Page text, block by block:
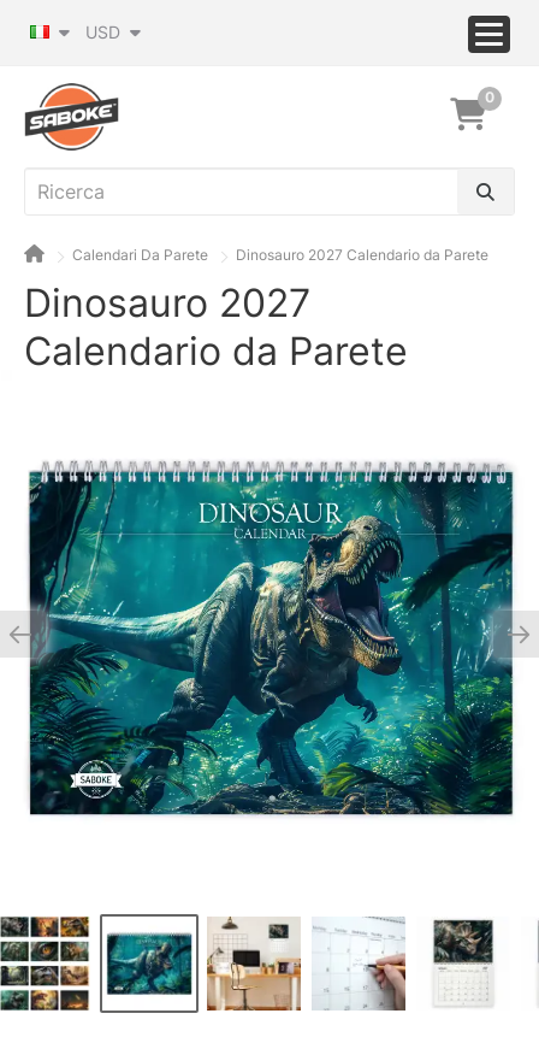
USD
0
Calendari Da Parete Dinosauro 2027 Calendario da Parete
Dinosauro 2027
Calendario da Parete